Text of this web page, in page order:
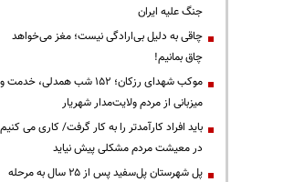
جنگ علیه ایران
چاقی به دلیل بی‌ارادگی نیست؛ مغز می‌خواهد
چاق بمانیم!
موکب شهدای رزکان؛ ۱۵۲ شب همدلی، خدمت و
میزبانی از مردم ولایت‌مدار شهریار
باید افراد کارآمدتر را به کار گرفت/ کاری می کنیم
در معیشت مردم مشکلی پیش نیاید
پل شهرستان پل‌سفید پس از ۲۵ سال به مرحله